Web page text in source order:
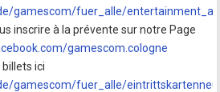
gamescom/fuer_alle/
inscrire à la prévente sur notre Page
gamescom.cologne
ici
gamescom/fuer_alle/